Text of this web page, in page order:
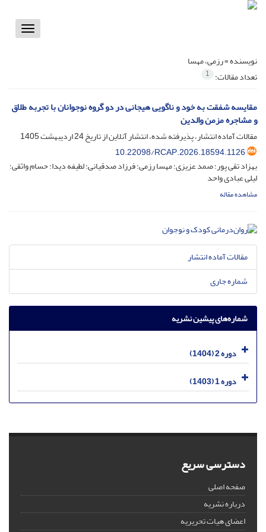
Toggle
نویسنده =رزمی، مهسا
تعداد مقالات: 1
مقایسه شفقت به خود و ناگویی هیجانی در دو گروه نوجوانان با تجربه طلاق
و مشاجره مزمن والدین
مقالات آماده انتشار، پذیرفته شده، انتشار آنلاین از تاریخ24 اردیبهشت 1405
10.22098/RCAP.2026.18594.1126
بهزاد تقی پور؛ صمد عزیزی؛ مهسا رزمی؛ فرزاد صدقیانی؛ لطیفه دیدا؛ حسام واثقی؛
لیلی عبادی واحد
مشاهده مقاله
مقالات آماده انتشار
شماره جاری
شماره‌های پیشین نشریه
دوره 2 (1404)
دوره 1 (1403)
دسترسی سریع
صفحه اصلی
درباره نشریه
اعضای هیات تحریریه